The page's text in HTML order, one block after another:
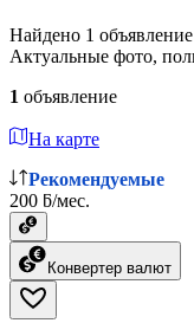
Найдено 1
Актуальные фото,
1 объявление
На карте
Рекомендуемые
200 ƃ/мес.
Конвертер валют